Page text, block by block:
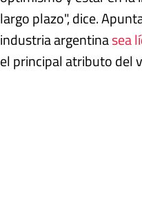
largo plazo", dice.
industria argentinasea
el principal atributo del